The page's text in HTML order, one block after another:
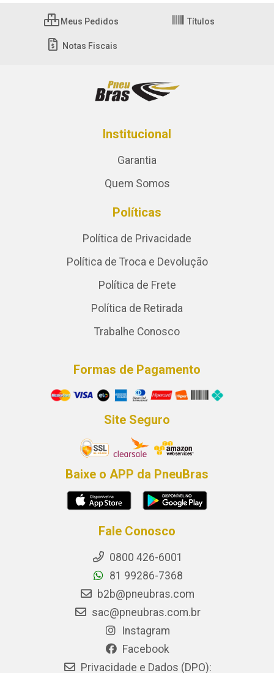
Meus Pedidos Títulos
Notas Fiscais
Institucional
Garantia
Quem Somos
Políticas
Política de Privacidade
Política de Troca e Devolução
Política de Frete
Política de Retirada
Trabalhe Conosco
Formas de Pagamento
Site Seguro
Baixe o APP da PneuBras
Fale Conosco
0800 426-6001
81 99286-7368
b2b@pneubras.com
sac@pneubras.com.br
Instagram
Facebook
Privacidade e Dados (DPO):